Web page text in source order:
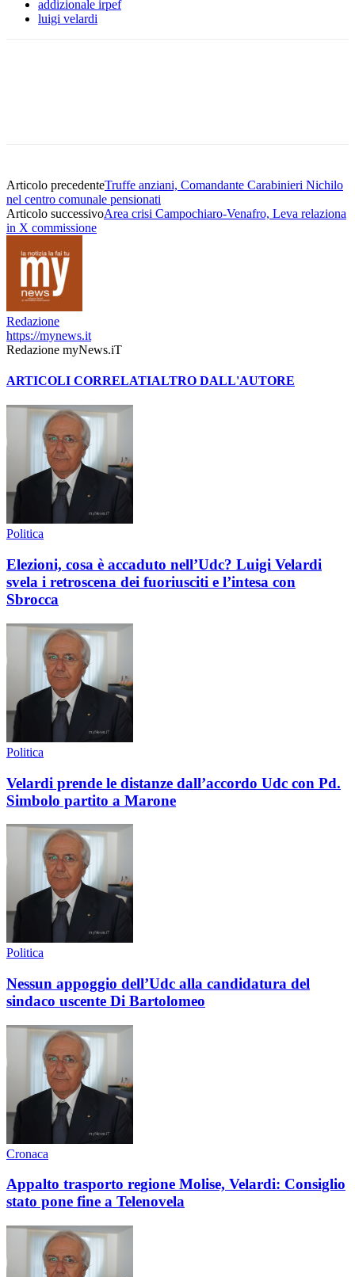
addizionale irpef
luigi velardi
Articolo precedenteTruffe anziani, Comandante Carabinieri Nichilo
nel centro comunale pensionati
Articolo successivoArea crisi Campochiaro-Venafro, Leva relaziona
in X commissione
Redazione
https://mynews.it
Redazione myNews.iT
ARTICOLI CORRELATIALTRO DALL'AUTORE
Politica
Elezioni, cosa è accaduto nell’Udc? Luigi Velardi
svela i retroscena dei fuoriusciti e l’intesa con
Sbrocca
Politica
Velardi prende le distanze dall’accordo Udc con Pd.
Simbolo partito a Marone
Politica
Nessun appoggio dell’Udc alla candidatura del
sindaco uscente Di Bartolomeo
Cronaca
Appalto trasporto regione Molise, Velardi: Consiglio
stato pone fine a Telenovela